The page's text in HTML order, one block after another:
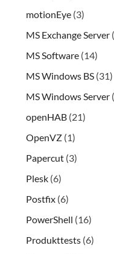
motionEye (3)
MS Exchange Server
MS Software (14)
MS Windows BS (31)
MS Windows Server
openHAB (21)
OpenVZ (1)
Papercut (3)
Plesk (6)
Postfix (6)
PowerShell (16)
Produkttests (6)